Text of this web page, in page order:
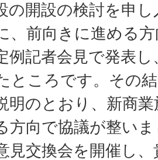
の開設の検討を申
、前向きに進める
例記者会見で発表
ところです。その
明のとおり、新商
方向で協議が整い
見交換会を開催し